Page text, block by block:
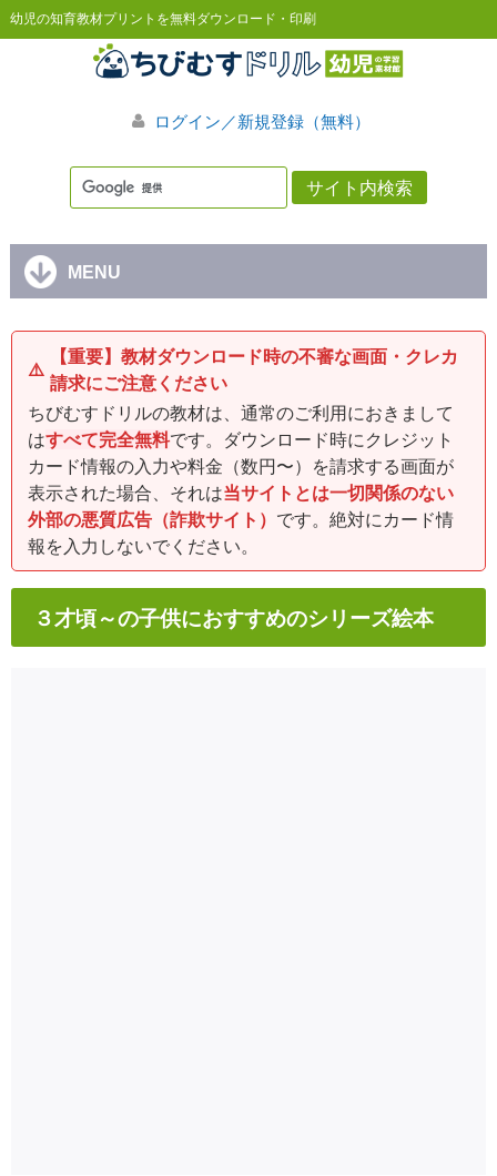
幼児の知育教材プリントを無料ダウンロード・印刷
ログイン／新規登録（無料）
MENU
⚠️
【重要】教材ダウンロード時の不審な画面・クレカ
請求にご注意ください
ちびむすドリルの教材は、通常のご利用におきまして
はすべて完全無料です。ダウンロード時にクレジット
カード情報の入力や料金（数円〜）を請求する画面が
表示された場合、それは当サイトとは一切関係のない
外部の悪質広告（詐欺サイト） です。絶対にカード情
報を入力しないでください。
３才頃～の子供におすすめのシリーズ絵本